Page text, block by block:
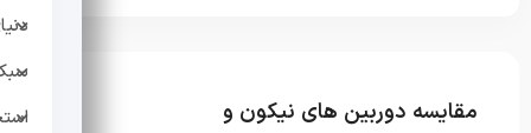
مقایسه دوربین های نیکون و